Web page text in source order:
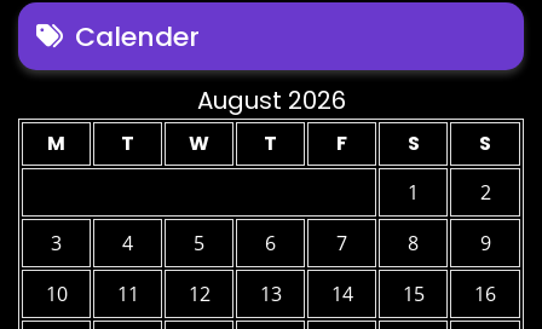
Calender
August 2026
M T W T F S S
1
2
3
4 5 6 7 8
9
10
11 12 13 14 15 16